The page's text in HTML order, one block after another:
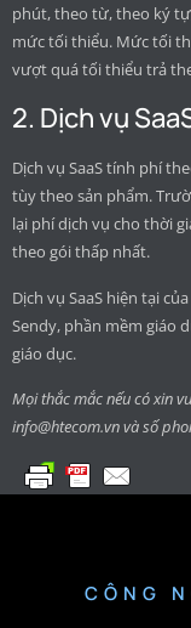
phút, theo từ, theo ký
mức tối thiểu. Mức tối
vượt quá tối thiểu trả
2. Dịch vụ
Dịch vụ SaaS tính phí
tùy theo sản phẩm.
lại phí dịch vụ cho thời
theo gói thấp nhất.
Dịch vụ SaaS hiện tại
Sendy, phần mềm giáo
giáo dục.
Mọi thắc mắc nếu có xin
info@htecom.vnvà số
CÔNG